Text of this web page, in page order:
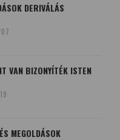
DERIVÁLÁS
VAN BIZONYÍTÉK ISTEN
MEGOLDÁSOK